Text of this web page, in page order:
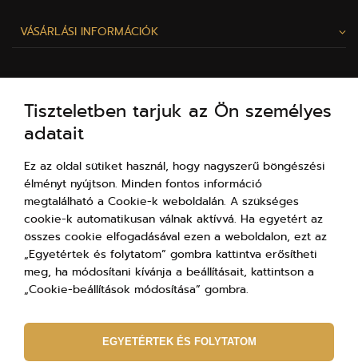
VÁSÁRLÁSI INFORMÁCIÓK
SZÍVESEN SEGÍTÜNK!
(8:00-19:00)
szia@elbeza.hu
Tiszteletben tarjuk az Ön személyes
adatait
Ez az oldal sütiket használ, hogy nagyszerű böngészési
élményt nyújtson. Minden fontos információ
megtalálható a Cookie-k weboldalán. A szükséges
cookie-k automatikusan válnak aktívvá. Ha egyetért az
összes cookie elfogadásával ezen a weboldalon, ezt az
„Egyetértek és folytatom” gombra kattintva erősítheti
meg, ha módosítani kívánja a beállításait, kattintson a
„Cookie-beállítások módosítása” gombra.
EGYETÉRTEK ÉS FOLYTATOM